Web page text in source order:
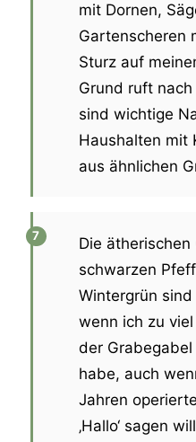
mit Dornen,
Gartenscheren
Sturz auf
Grund ruft
sind wichtige
Haushalten mit
aus ähnlichen
Die ätherischen
schwarzen
Wintergrün
wenn ich zu
der
habe, auch
Jahren
‚Hallo‘ sagen